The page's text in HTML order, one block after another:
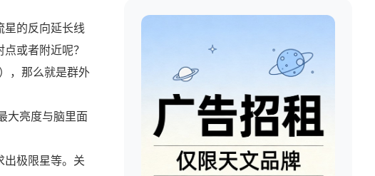
星的反向延长线
或者附近呢？
，那么就是群外
大亮度与脑里面
出极限星等。关